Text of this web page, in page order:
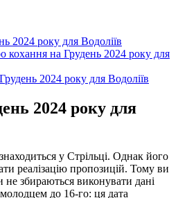
2024 року для Водоліїв
кохання на Грудень 2024 року для
2024 року для Водоліїв
2024 року для
у Стрільці. Однак його
реалізацію пропозицій. Тому ви
збираються виконувати дані
до 16-го: ця дата